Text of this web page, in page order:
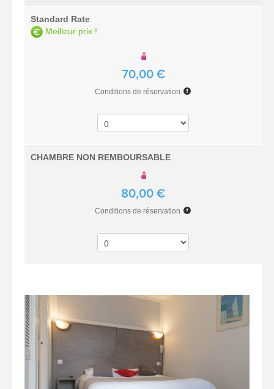
Standard Rate
Meilleur prix !
70,00 €
Conditions de réservation
CHAMBRE NON REMBOURSABLE
80,00 €
Conditions de réservation